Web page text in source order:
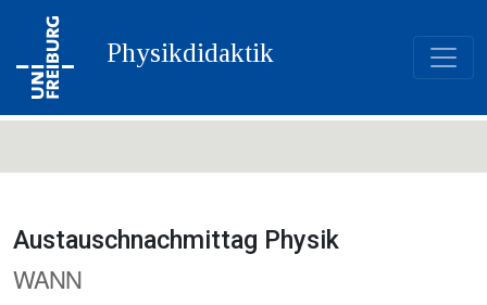
Physikdidaktik
Austauschnachmittag Physik
WANN